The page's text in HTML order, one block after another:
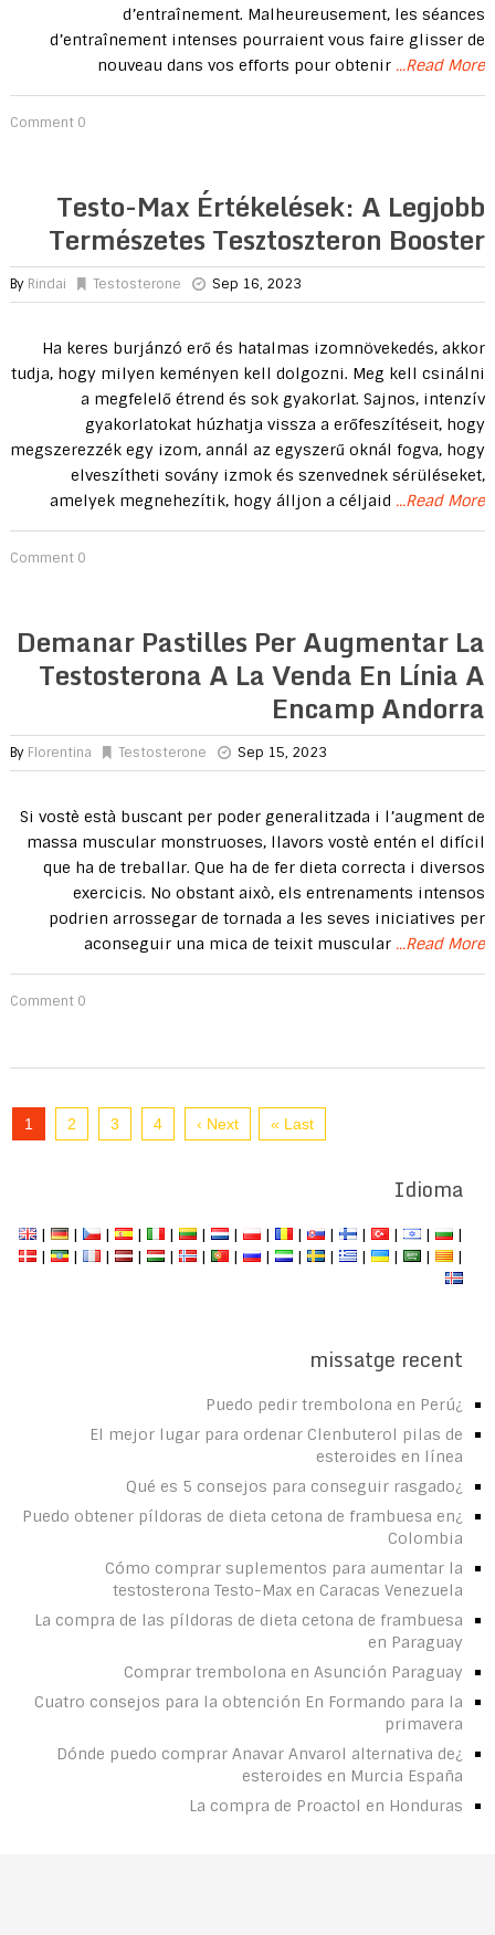
d’entraînement. Malheureusement, les séances
d’entraînement intenses pourraient vous faire glisser de
nouveau dans vos efforts pour obtenir ...Read More
0 Comment
Testo-Max Értékelések: A Legjobb
Természetes Tesztoszteron Booster
By Rindai Testosterone Sep 16, 2023
Ha keres burjánzó erő és hatalmas izomnövekedés, akkor
tudja, hogy milyen keményen kell dolgozni. Meg kell csinálni
a megfelelő étrend és sok gyakorlat. Sajnos, intenzív
gyakorlatokat húzhatja vissza a erőfeszítéseit, hogy
megszerezzék egy izom, annál az egyszerű oknál fogva, hogy
elveszítheti sovány izmok és szenvednek sérüléseket,
amelyek megnehezítik, hogy álljon a céljaid ...Read More
0 Comment
Demanar Pastilles Per Augmentar La
Testosterona A La Venda En Línia A
Encamp Andorra
By Florentina Testosterone Sep 15, 2023
Si vostè està buscant per poder generalitzada i l’augment de
massa muscular monstruoses, llavors vostè entén el difícil
que ha de treballar. Que ha de fer dieta correcta i diversos
exercicis. No obstant això, els entrenaments intensos
podrien arrossegar de tornada a les seves iniciatives per
aconseguir una mica de teixit muscular ...Read More
0 Comment
1 2 3 4 Next › Last »
Idioma
| | | | | | | | | | | | |
|
|
| | | | | | | | | | | | |
missatge recent
¿Puedo pedir trembolona en Perú
El mejor lugar para ordenar Clenbuterol pilas de
esteroides en línea
¿Qué es 5 consejos para conseguir rasgado
¿Puedo obtener píldoras de dieta cetona de frambuesa en
Colombia
Cómo comprar suplementos para aumentar la
testosterona Testo-Max en Caracas Venezuela
La compra de las píldoras de dieta cetona de frambuesa
en Paraguay
Comprar trembolona en Asunción Paraguay
Cuatro consejos para la obtención En Formando para la
primavera
¿Dónde puedo comprar Anavar Anvarol alternativa de
esteroides en Murcia España
La compra de Proactol en Honduras